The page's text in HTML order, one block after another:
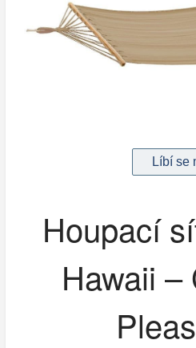
Houpací
Hawaii –